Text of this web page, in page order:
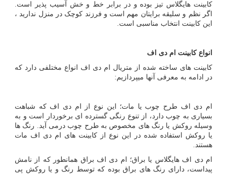
کابینت هایگلاس تیز بوده و در برابر خط و خش آسیب پذیر است.
اگر نظم و سلیقه برایتان مهم است و فرزند کوچک در منزل ندارید ،
این کابینت انتخاب مناسبی است.
انواع کابینت ام دی اف
کابینت های ساخته شده از متریال ام دی اف انواع مختلفی دارد که
در ادامه به معرفی آنها میپردازیم:
ام دی اف طرح چوب یا مات؛ این نوع از ام دی اف که شباهت
بسیاری به چوب دارد، از تنوع رنگی گسترده ­ای برخوردار است و به
وسیله روکش یا رنگ­ های مخصوص به طرح چوب درمی­ آید. رنگ ­ها
یا روکش استفاده شده در این نوع از کابینت ­های ام دی اف مات
هستند.
ام دی اف هایگلاس یا براق؛ ام دی اف براق همانطور که از نامش
پیداست، دارای رنگ ­های براق بوده که توسط رنگ و یا روکش پی